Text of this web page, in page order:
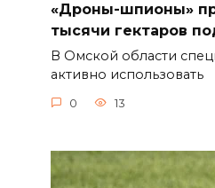
«Дроны-шпионы»
тысячи гектаров
В Омской области
активно использовать
0 13